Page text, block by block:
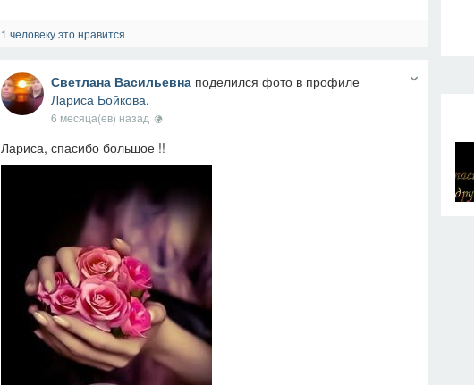
1 человеку это нравится
Светлана Васильевна поделился фото в профиле
Лариса Бойкова.
6 месяца(ев) назад
Лариса, спасибо большое !!